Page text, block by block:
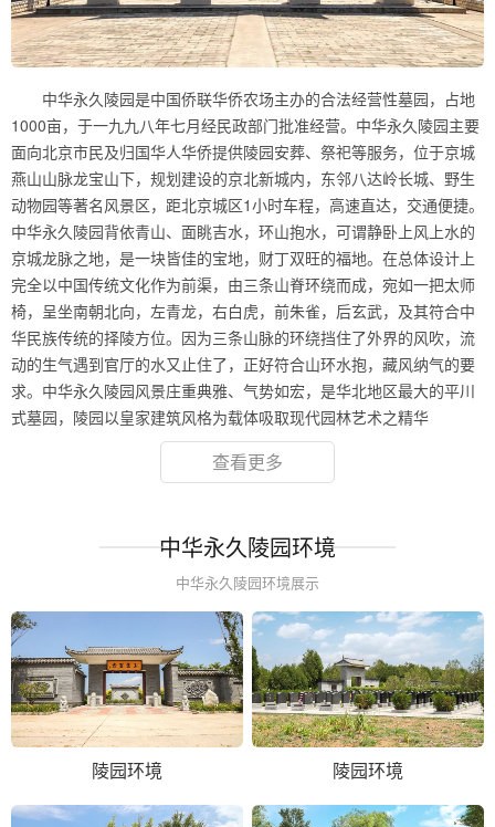
中华永久陵园是中国侨联华侨农场主办的合法经营性墓园，占地
1000亩，于一九九八年七月经民政部门批准经营。中华永久陵园主要
面向北京市民及归国华人华侨提供陵园安葬、祭祀等服务，位于京城
燕山山脉龙宝山下，规划建设的京北新城内，东邻八达岭长城、野生
动物园等著名风景区，距北京城区1小时车程，高速直达，交通便捷。
中华永久陵园背依青山、面眺吉水，环山抱水，可谓静卧上风上水的
京城龙脉之地，是一块皆佳的宝地，财丁双旺的福地。在总体设计上
完全以中国传统文化作为前渠，由三条山脊环绕而成，宛如一把太师
椅，呈坐南朝北向，左青龙，右白虎，前朱雀，后玄武，及其符合中
华民族传统的择陵方位。因为三条山脉的环绕挡住了外界的风吹，流
动的生气遇到官厅的水又止住了，正好符合山环水抱，藏风纳气的要
求。中华永久陵园风景庄重典雅、气势如宏，是华北地区最大的平川
式墓园，陵园以皇家建筑风格为载体吸取现代园林艺术之精华
查看更多
中华永久陵园环境
中华永久陵园环境展示
陵园环境 陵园环境